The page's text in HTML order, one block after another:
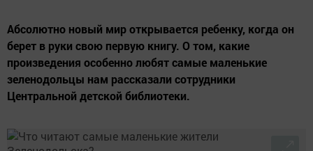
Абсолютно новый мир открывается ребенку, когда он
берет в руки свою первую книгу. О том, какие
произведения особенно любят самые маленькие
зеленодольцы нам рассказали сотрудники
Центральной детской библиотеки.